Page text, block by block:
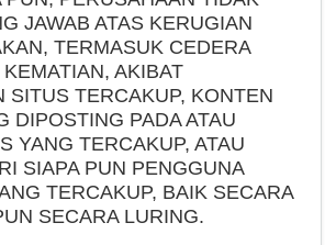
JAWAB ATAS KERUGIAN
TERMASUK CEDERA
AKIBAT
SITUS TERCAKUP, KONTEN
DIPOSTING PADA ATAU
YANG TERCAKUP, ATAU
SIAPA PUN PENGGUNA
TERCAKUP, BAIK SECARA
SECARA LURING.